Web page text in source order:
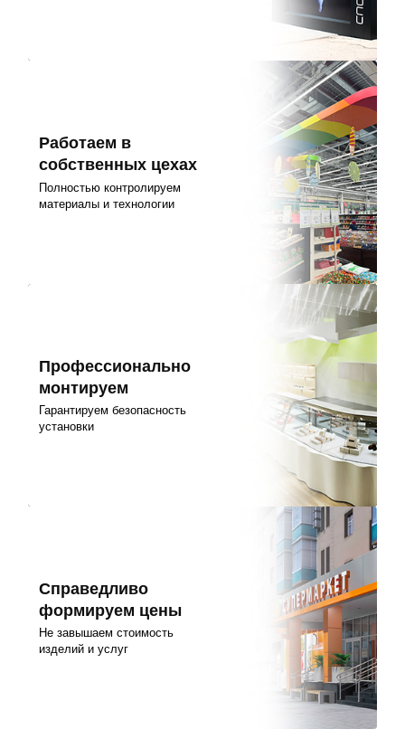
Работаем в
собственных цехах
Полностью контролируем
материалы и технологии
Профессионально
монтируем
Гарантируем безопасность
установки
Справедливо
формируем цены
Не завышаем стоимость
изделий и услуг